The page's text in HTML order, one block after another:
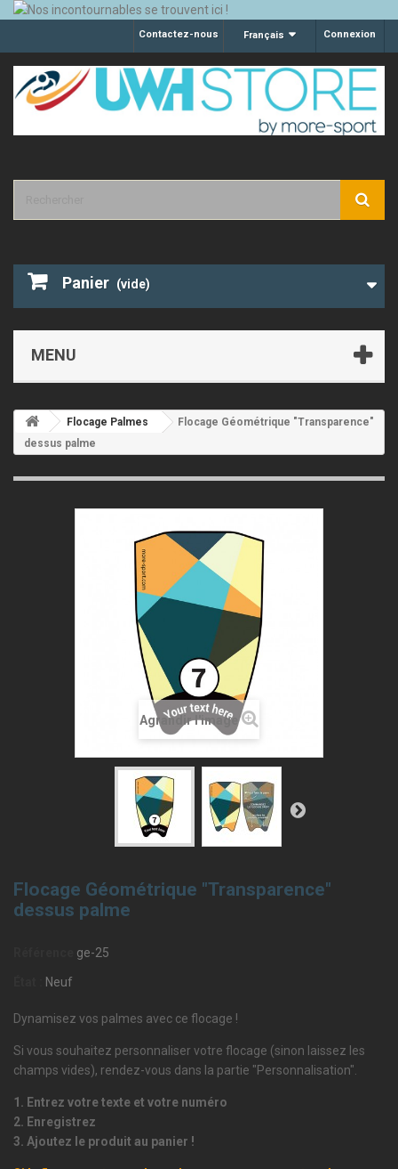
Connexion
Français
Contactez-nous
Panier (vide)
MENU
Flocage Palmes
Flocage Géométrique "Transparence"
dessus palme
Agrandir l'image
Flocage Géométrique "Transparence"
dessus palme
ge-25
Neuf
Dynamisez vos palmes avec ce flocage !
Si vous souhaitez personnaliser votre flocage (sinon laissez les
champs vides), rendez-vous dans la partie "Personnalisation".
1. Entrez votre texte et votre numéro
2. Enregistrez
3. Ajoutez le produit au panier !